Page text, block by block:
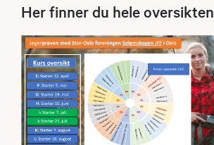
Her finner du hele oversikten